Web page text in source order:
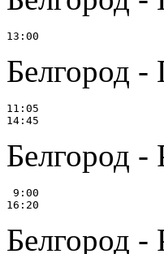
Белгород -
11:05
Белгород -
9:00
Белгород -